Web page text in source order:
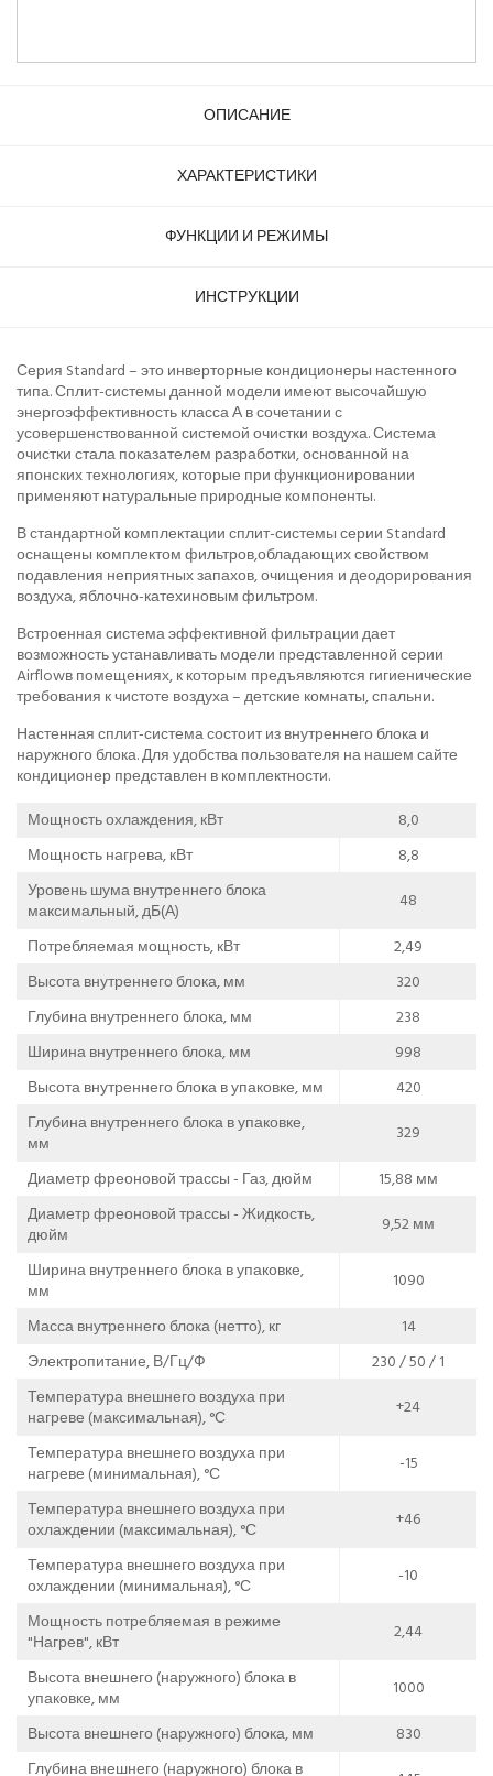
ОПИСАНИЕ
ХАРАКТЕРИСТИКИ
ФУНКЦИИ И РЕЖИМЫ
ИНСТРУКЦИИ
Серия Standard – это инверторные кондиционеры настенного
типа. Сплит-системы данной модели имеют высочайшую
энергоэффективность класса А в сочетании с
усовершенствованной системой очистки воздуха. Система
очистки стала показателем разработки, основанной на
японских технологиях, которые при функционировании
применяют натуральные природные компоненты.
В стандартной комплектации сплит-системы серии Standard
оснащены комплектом фильтров,обладающих свойством
подавления неприятных запахов, очищения и деодорирования
воздуха, яблочно-катехиновым фильтром.
Встроенная система эффективной фильтрации дает
возможность устанавливать модели представленной серии
Airflowв помещениях, к которым предъявляются гигиенические
требования к чистоте воздуха – детские комнаты, спальни.
Настенная сплит-система состоит из внутреннего блока и
наружного блока. Для удобства пользователя на нашем сайте
кондиционер представлен в комплектности.
Мощность охлаждения, кВт
8,0
Мощность нагрева, кВт
8,8
Уровень шума внутреннего блока
максимальный, дБ(А)
48
Потребляемая мощность, кВт
2,49
Высота внутреннего блока, мм
320
Глубина внутреннего блока, мм
238
Ширина внутреннего блока, мм
998
Высота внутреннего блока в упаковке, мм
420
Глубина внутреннего блока в упаковке,
мм
329
Диаметр фреоновой трассы - Газ, дюйм
15,88 мм
Диаметр фреоновой трассы - Жидкость,
дюйм
9,52 мм
Ширина внутреннего блока в упаковке,
мм
1090
Масса внутреннего блока (нетто), кг
14
Электропитание, В/Гц/Ф
230 / 50 / 1
Температура внешнего воздуха при
нагреве (максимальная), °С
+24
Температура внешнего воздуха при
нагреве (минимальная), °С
-15
Температура внешнего воздуха при
охлаждении (максимальная), °С
+46
Температура внешнего воздуха при
охлаждении (минимальная), °С
-10
Мощность потребляемая в режиме
"Нагрев", кВт
2,44
Высота внешнего (наружного) блока в
упаковке, мм
1000
Высота внешнего (наружного) блока, мм
830
Глубина внешнего (наружного) блока в